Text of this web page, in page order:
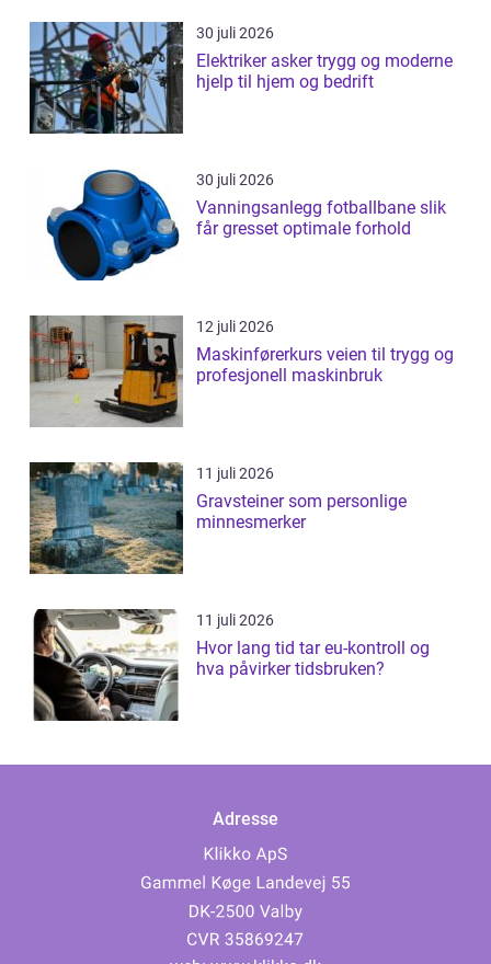
30 juli 2026
Elektriker asker trygg og moderne
hjelp til hjem og bedrift
30 juli 2026
Vanningsanlegg fotballbane slik
får gresset optimale forhold
12 juli 2026
Maskinførerkurs veien til trygg og
profesjonell maskinbruk
11 juli 2026
Gravsteiner som personlige
minnesmerker
11 juli 2026
Hvor lang tid tar eu-kontroll og
hva påvirker tidsbruken?
Adresse